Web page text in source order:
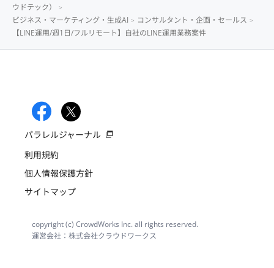
ウドテック）
ビジネス・マーケティング・生成AI
コンサルタント・企画・セールス
【LINE運用/週1日/フルリモート】自社のLINE運用業務案件
パラレルジャーナル
利用規約
個人情報保護方針
サイトマップ
copyright (c) CrowdWorks Inc. all rights reserved.
運営会社：株式会社クラウドワークス